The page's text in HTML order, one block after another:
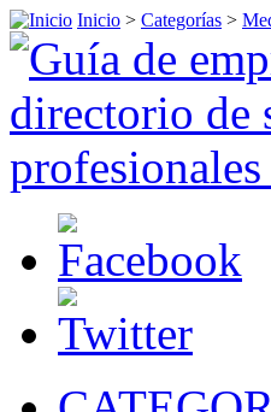
Inicio > Categorías >